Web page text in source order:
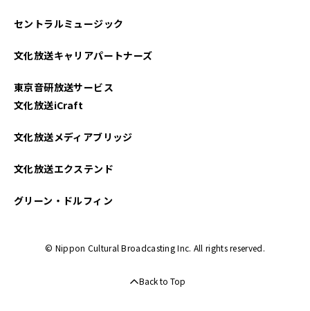
セントラルミュージック
文化放送キャリアパートナーズ
東京音研放送サービス
文化放送iCraft
文化放送メディアブリッジ
文化放送エクステンド
グリーン・ドルフィン
© Nippon Cultural Broadcasting Inc. All rights reserved.
Back to Top